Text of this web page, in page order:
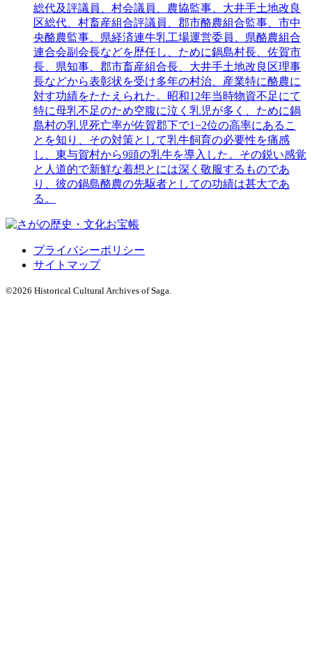
総代及評議員、村会議員、農協監事、大井手土地改良
区総代、村畜産組合評議員、郡市酪農組合監事、市中
央酪農監事、県経済連牛乳工場運営委員、県酪農組合
連合会副会長などを歴任し、ために鍋島村長、佐賀市
長、県知事、郡市畜産組合長、大井手土地改良区理事
長などから表彰状を受け多年の村治、産業特に酪農に
対す功績をたたえられた。昭和12年当時物資不足にて
特に母乳不足のため空腹に泣く乳児が多く、ために鍋
島村の乳児死亡率が佐賀郡下で1−2位の高率にあるこ
とを知り、その対策として乳牛飼育の必要性を痛感
し、東与賀村から9頭の乳牛を導入した。その鋭い感覚
と人道的で新鮮な着想とには深く敬服するものであ
り、彼の鍋島酪農の先駆者としての功績は甚大であ
る。
プライバシーポリシー
サイトマップ
©2026 Historical Cultural Archives of Saga.